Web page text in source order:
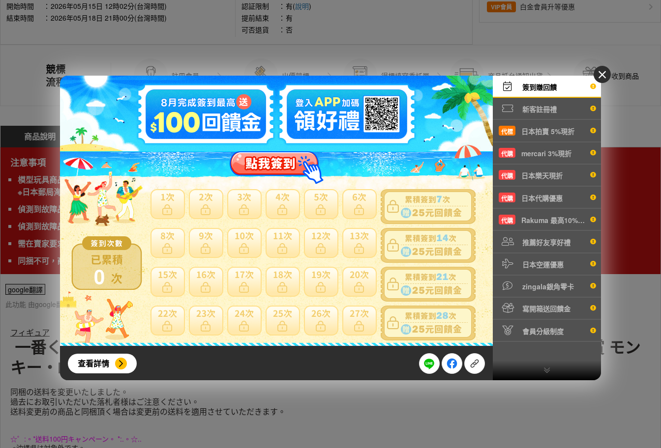
0
查看詳情
簽到賺回饋
新客註冊禮
代標 日本拍賣 5%現折
代購 mercari 3%現折
代購 日本樂天現折
代購 日本代購優惠
代購 Rakuma 最高10%現折
推薦好友享好禮
日本空運優惠
zingala銀角零卡
寫開箱送回饋金
會員分級制度
開始時間
： 2026年05月15日 12時02分(台灣時間)
結束時間
： 2026年05月18日 21時00分(台灣時間)
認証限制
： 有(說明)
提前結束
： 有
可否退貨
： 否
VIP會員 白金會員升等優惠
競標
流程
註冊會員 出價競標 得標填寫委託單 商品抵台通知出貨 收到商品
商品說明 問與答( 費用試算 問題商品反映流程
注意事項
模型玩具商品無法使用海運運送，空運會產生材積費用，可使用日本郵局海運直送。貼心提醒：商品外箱三邊總合低於75cm以下，使用空運會較划算。
※日本郵局海運直送抵台時間通常超過三週以上，無法與賣家反應商品疑慮、功能異常...等
偵測到故障品(垃圾品)、有照片及說明以外的問題，下標前注意
偵測到故障品(垃圾品)、問題商品、可能無法修理字樣,下標前注意
需在賣家要求時間完成匯款
同捆不可，商品會有獨立的日本運費
google翻譯
此功能 由google翻譯提供參考，樂淘不保證翻譯內容之正確性，詳細問題說明請使用商品問與答
フィギュア
一番くじ ワンピース MONKEY.D.LUFFY -冒険の記憶と未来への航路- ラストワン賞 モン
キー・D・ルフィ MASTERLISE PLUS
同梱の送料を変更いたしました。
過去にお取引いただいた落札者様はご注意ください。
送料変更前の商品と同梱頂く場合は変更前の送料を適用させていただきます。
☆゜:。*送料100円キャンペーン。 *:.。☆..